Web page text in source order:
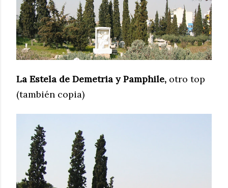
La Estela de Demetria y Pamphile, otro top
(también copia)